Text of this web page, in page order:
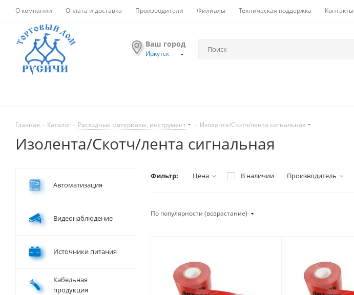
О компании Оплата и доставка Производители Филиалы Техническая поддержка Контакты
Ваш город
Иркутск
Главная - Каталог - Расходные материалы, инструмент - Изолента/Скотч/лента сигнальная
Изолента/Скотч/лента сигнальная
Фильтр: Цена В наличии Производитель
По популярности (возрастание)
Автоматизация
Видеонаблюдение
Источники питания
Кабельная
продукция